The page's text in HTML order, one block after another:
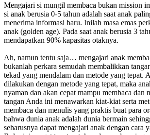
Mengajari si mungil membaca bukan mission
si anak berusia 0-5 tahun adalah saat anak
menerima informasi baru. Inilah masa emas
anak (golden age). Pada saat anak berusia 3
mendapatkan 90% kapasitas otaknya.
Ah, namun tentu saja… mengajari anak
bukanlah perkara semudah membalikkan
tekad yang mendalam dan metode yang tepat.
dilakukan dengan metode yang tepat, maka
nyaman dan akan cepat mampu membaca dan
tangan Anda ini menawarkan kiat-kiat serta
membaca dan menulis yang praktis buat para
bahwa dunia anak adalah dunia bermain
seharusnya dapat mengajari anak dengan cara